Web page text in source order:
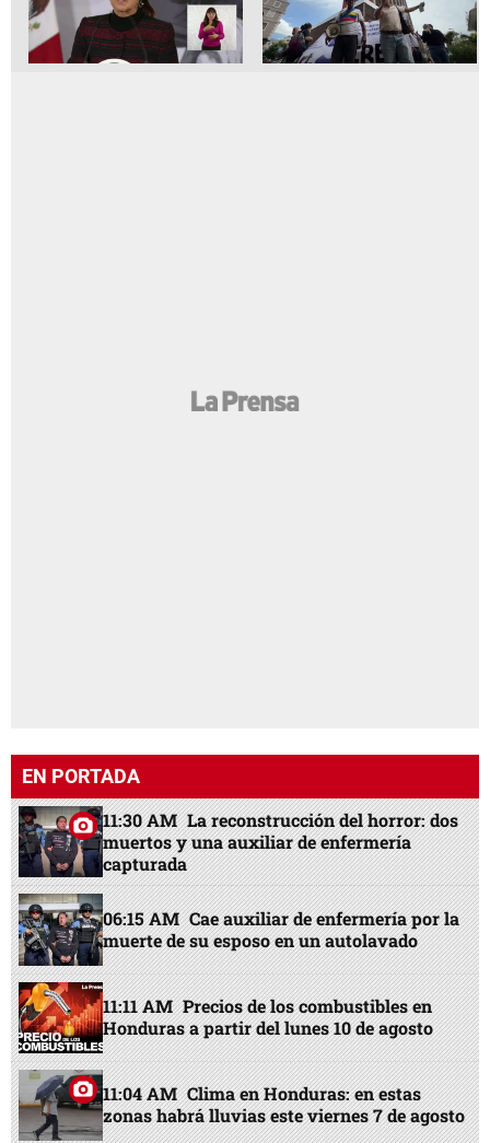
EN PORTADA
11:30 AM La reconstrucción del horror: dos
muertos y una auxiliar de enfermería
capturada
06:15 AM Cae auxiliar de enfermería por la
muerte de su esposo en un autolavado
11:11 AM Precios de los combustibles en
Honduras a partir del lunes 10 de agosto
11:04 AM Clima en Honduras: en estas
zonas habrá lluvias este viernes 7 de agosto